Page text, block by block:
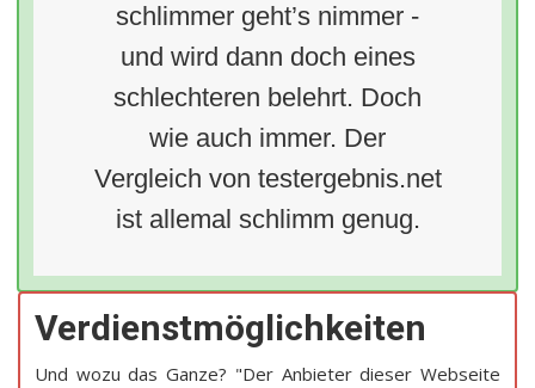
schlimmer geht’s nimmer -
und wird dann doch eines
schlechteren belehrt. Doch
wie auch immer. Der
Vergleich von testergebnis.net
ist allemal schlimm genug.
Verdienstmöglichkeiten
Und wozu das Ganze? "Der Anbieter dieser Webseite